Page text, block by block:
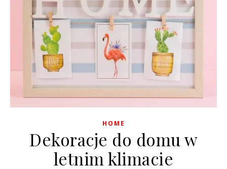
HOME
Dekoracje do domu w
letnim klimacie